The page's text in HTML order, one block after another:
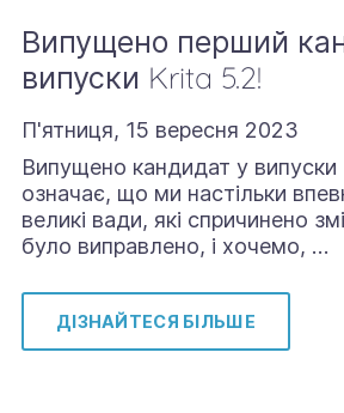
Випущено перший
випуски Krita 5.2!
П'ятниця, 15 вересня 2023
Випущено кандидат у
означає, що ми настільки
великі вади, які спричинено
було виправлено, і хочемо, …
ДІЗНАЙТЕСЯ БІЛЬШЕ